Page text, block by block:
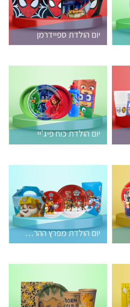
יום הולדת ספיידרמן
יום הולדת כוח פיג'יי
יום הולדת מפרץ ההרפתקאות